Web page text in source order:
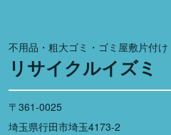
不用品・粗大ゴミ・ゴミ屋敷片付け
リサイクルイズミ
〒361-0025
埼玉県行田市埼玉4173-2